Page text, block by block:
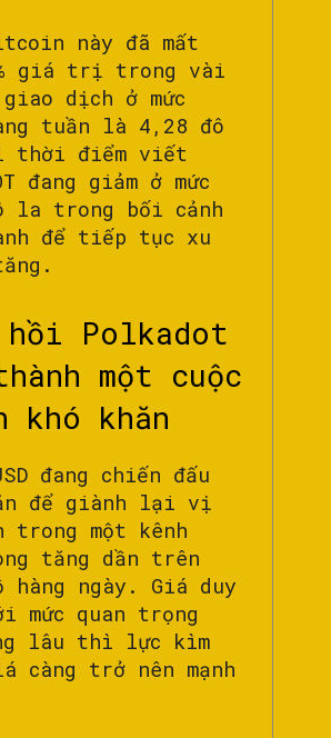
này đã mất
giá trị trong vài
dịch ở mức
tuần là 4,28 đô
thời điểm viết
đang giảm ở mức
la trong bối cảnh
để tiếp tục xu
hồi Polkadot
một cuộc
khó khăn
đang chiến đấu
để giành lại vị
một kênh
tăng dần trên
hàng ngày. Giá duy
mức quan trọng
lâu thì lực kìm
càng trở nên mạnh